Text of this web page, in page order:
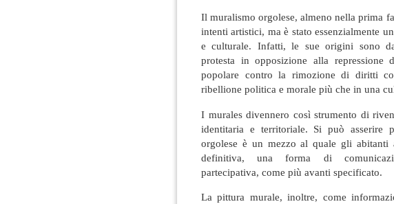
Il muralismo orgolese, almeno nella prima
intenti artistici, ma è stato essenzialmente
e culturale. Infatti, le sue origini sono
protesta in opposizione alla repressione
popolare contro la rimozione di diritti
ribellione politica e morale più che in una
I murales divennero così strumento di
identitaria e territoriale. Si può asserire
orgolese è un mezzo al quale gli
definitiva, una forma di
partecipativa, come più avanti specificato.
La pittura murale, inoltre, come